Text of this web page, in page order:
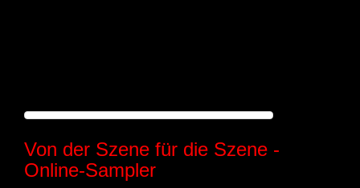
Von der Szene für die Szene -
Online-Sampler